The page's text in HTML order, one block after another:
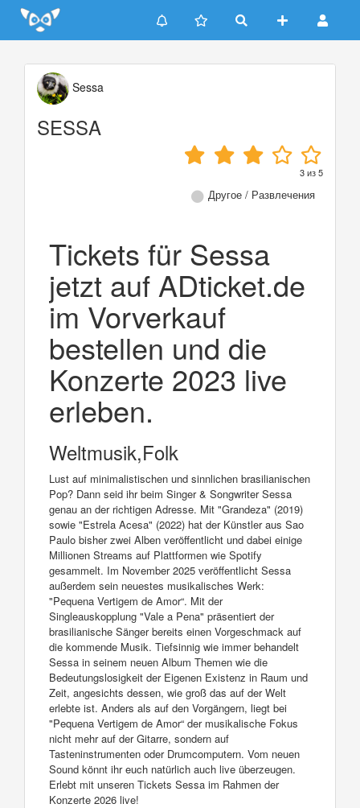
Update cookies preferences
Sessa
SESSA
3из5
Другое / Развлечения
Tickets für Sessa
jetzt auf ADticket.de
im Vorverkauf
bestellen und die
Konzerte 2023 live
erleben.
Weltmusik,Folk
Lust auf minimalistischen und sinnlichen brasilianischen
Pop? Dann seid ihr beim Singer & Songwriter Sessa
genau an der richtigen Adresse. Mit "Grandeza" (2019)
sowie "Estrela Acesa" (2022) hat der Künstler aus Sao
Paulo bisher zwei Alben veröffentlicht und dabei einige
Millionen Streams auf Plattformen wie Spotify
gesammelt. Im November 2025 veröffentlicht Sessa
außerdem sein neuestes musikalisches Werk:
"Pequena Vertigem de Amor“. Mit der
Singleauskopplung "Vale a Pena" präsentiert der
brasilianische Sänger bereits einen Vorgeschmack auf
die kommende Musik. Tiefsinnig wie immer behandelt
Sessa in seinem neuen Album Themen wie die
Bedeutungslosigkeit der Eigenen Existenz in Raum und
Zeit, angesichts dessen, wie groß das auf der Welt
erlebte ist. Anders als auf den Vorgängern, liegt bei
"Pequena Vertigem de Amor“ der musikalische Fokus
nicht mehr auf der Gitarre, sondern auf
Tasteninstrumenten oder Drumcomputern. Vom neuen
Sound könnt ihr euch natürlich auch live überzeugen.
Erlebt mit unseren Tickets Sessa im Rahmen der
Konzerte 2026 live!